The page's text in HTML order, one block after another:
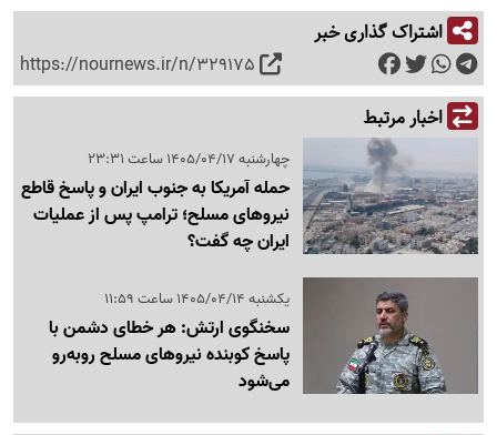
اشتراک گذاری خبر
https://nournews.ir/n/329175
اخبار مرتبط
چهارشنبه 1405/04/17 ساعت 23:31
حمله آمریکا به جنوب ایران و پاسخ قاطع
نیروهای مسلح؛ ترامپ پس از عملیات
ایران چه گفت؟
یکشنبه 1405/04/14 ساعت 11:59
سخنگوی ارتش: هر خطای دشمن با
پاسخ کوبنده نیروهای مسلح روبه‌رو
می‌شود